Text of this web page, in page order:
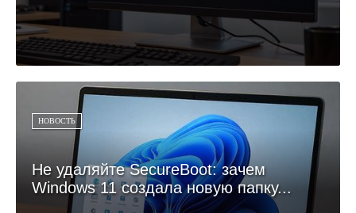
НОВОСТЬ
Не удаляйте SecureBoot: зачем
Windows 11 создала новую папку...